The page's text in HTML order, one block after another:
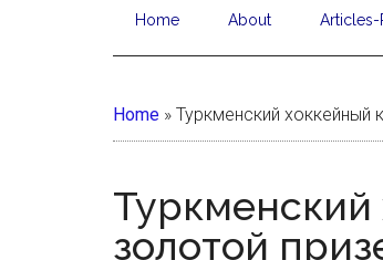
Home About Articles-
Home » Туркменский хоккейный
Туркменский
золотой